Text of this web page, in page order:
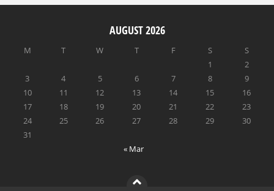
AUGUST 2026
M T W T F S
S
1
2
3
4 5 6 7 8
9
10
11 12 13 14 15
16
17
18 19 20 21 22
23
24
25 26 27 28 29
30
31
« Mar